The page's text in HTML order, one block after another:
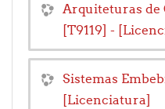
Arquiteturas de
[T9119] -
Sistemas
[Licenciatura]